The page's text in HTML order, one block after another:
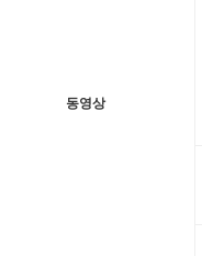
동영상